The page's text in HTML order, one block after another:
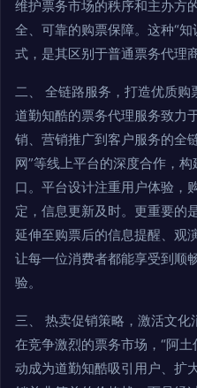
维护票务市场的秩序和主办方
全、可靠的购票保障。这种“
式，是其区别于普通票务代理
二、 全链路服务，打造优质购
道勤知酷的票务代理服务致力
销、营销推广到客户服务的全
网”等线上平台的深度合作，
口。平台设计注重用户体验，
定，信息更新及时。更重要的
延伸至购票后的信息提醒、观
让每一位消费者都能享受到顺
验。
三、 热卖促销策略，激活文化
在竞争激烈的票务市场，“阿
动成为道勤知酷吸引用户、扩